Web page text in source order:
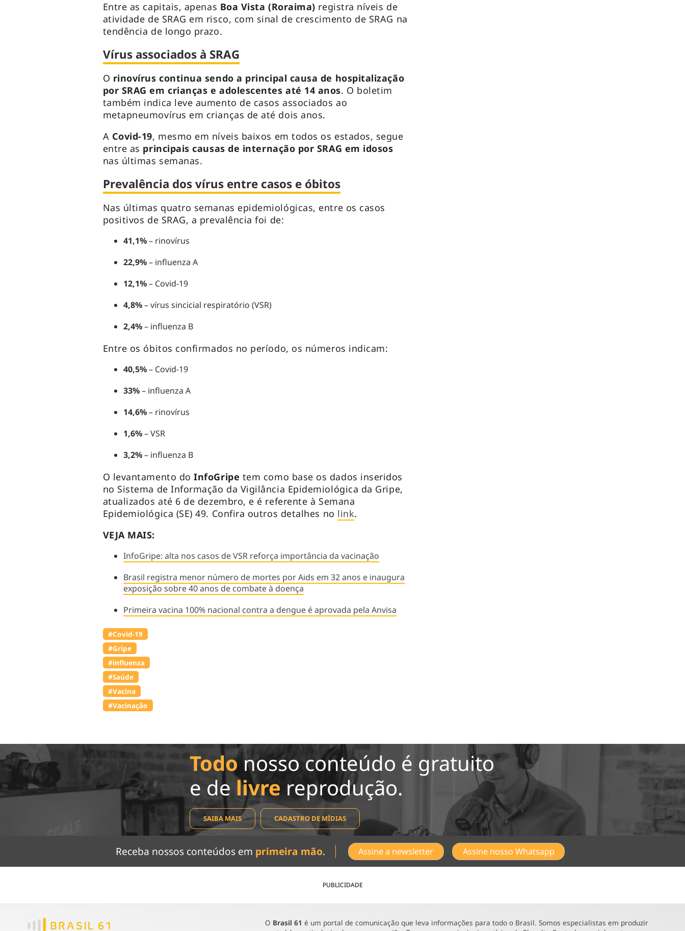
Entre as capitais, apenas Boa Vista (Roraima) registra níveis de
atividade de SRAG em risco, com sinal de crescimento de SRAG na
tendência de longo prazo.
Vírus associados à SRAG
O rinovírus continua sendo a principal causa de hospitalização
por SRAG em crianças e adolescentes até 14 anos. O boletim
também indica leve aumento de casos associados ao
metapneumovírus em crianças de até dois anos.
A Covid-19, mesmo em níveis baixos em todos os estados, segue
entre as principais causas de internação por SRAG em idosos
nas últimas semanas.
Prevalência dos vírus entre casos e óbitos
Nas últimas quatro semanas epidemiológicas, entre os casos
positivos de SRAG, a prevalência foi de:
41,1%– rinovírus
22,9%– influenza A
12,1%– Covid-19
4,8%– vírus sincicial respiratório (VSR)
2,4%– influenza B
Entre os óbitos confirmados no período, os números indicam:
40,5%– Covid-19
33%– influenza A
14,6%– rinovírus
1,6%– VSR
3,2%– influenza B
O levantamento do InfoGripe tem como base os dados inseridos
no Sistema de Informação da Vigilância Epidemiológica da Gripe,
atualizados até 6 de dezembro, e é referente à Semana
Epidemiológica (SE) 49. Confira outros detalhes no link.
VEJA MAIS:
InfoGripe: alta nos casos de VSR reforça importância da vacinação
Brasil registra menor número de mortes por Aids em 32 anos e inaugura
exposição sobre 40 anos de combate à doença
Primeira vacina 100% nacional contra a dengue é aprovada pela Anvisa
#Covid-19
#Gripe
#influenza
#Saúde
#Vacina
#Vacinação
Todonosso conteúdo é gratuito
e de livre reprodução.
SAIBA MAIS CADASTRO DE MÍDIAS
Receba nossos conteúdos em primeira mão. Assine a newsletter Assine nosso Whatsapp
PUBLICIDADE
O Brasil 61 é um portal de comunicação que leva informações para todo o Brasil. Somos especialistas em produzir